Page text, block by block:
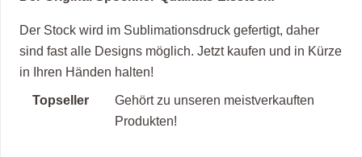
Der Stock wird im Sublimationsdruck gefertigt, daher
sind fast alle Designs möglich. Jetzt kaufen und in Kürze
in Ihren Händen halten!
Topseller
Gehört zu unseren meistverkauften
Produkten!